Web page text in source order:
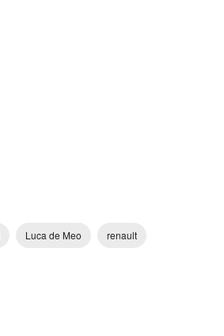
Luca de Meo renault